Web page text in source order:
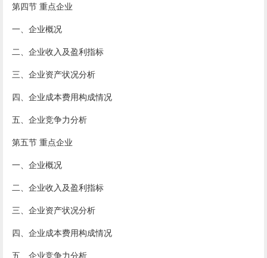
第四节 重点企业
一、企业概况
二、企业收入及盈利指标
三、企业资产状况分析
四、企业成本费用构成情况
五、企业竞争力分析
第五节 重点企业
一、企业概况
二、企业收入及盈利指标
三、企业资产状况分析
四、企业成本费用构成情况
五、企业竞争力分析